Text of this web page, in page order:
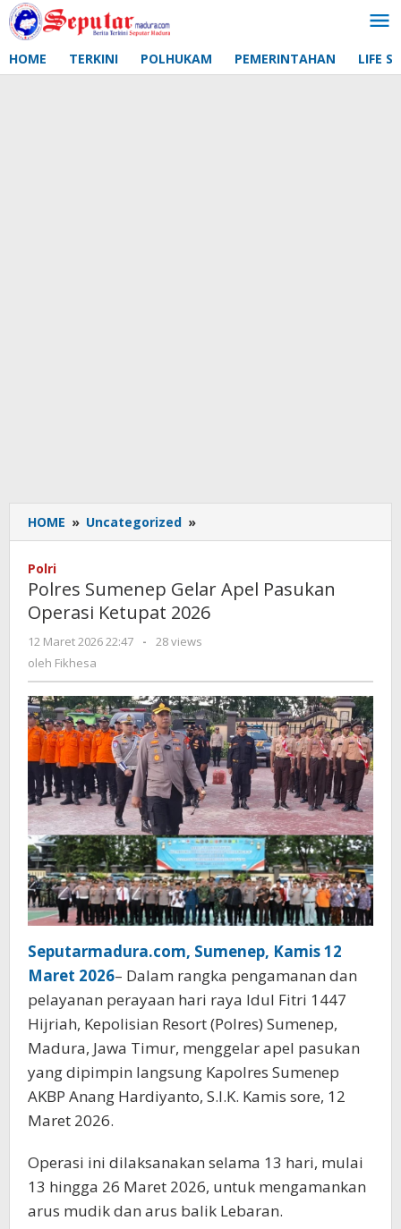
Lewati
ke
HOME TERKINI POLHUKAM PEMERINTAHAN LIFE
HOME » Uncategorized »
Sumenep
Pasukan
Operasi
Polri
Polres Sumenep Gelar Apel Pasukan
Operasi Ketupat 2026
12 Maret 2026 22:47
oleh
-
28 views
oleh Fikhesa
Seputarmadura.com, Sumenep, Kamis 12
Maret 2026– Dalam rangka pengamanan dan
pelayanan perayaan hari raya Idul Fitri 1447
Hijriah, Kepolisian Resort (Polres) Sumenep,
Madura, Jawa Timur, menggelar apel pasukan
yang dipimpin langsung Kapolres Sumenep
AKBP Anang Hardiyanto, S.I.K. Kamis sore, 12
Maret 2026.
Operasi ini dilaksanakan selama 13 hari, mulai
13 hingga 26 Maret 2026, untuk mengamankan
arus mudik dan arus balik Lebaran.